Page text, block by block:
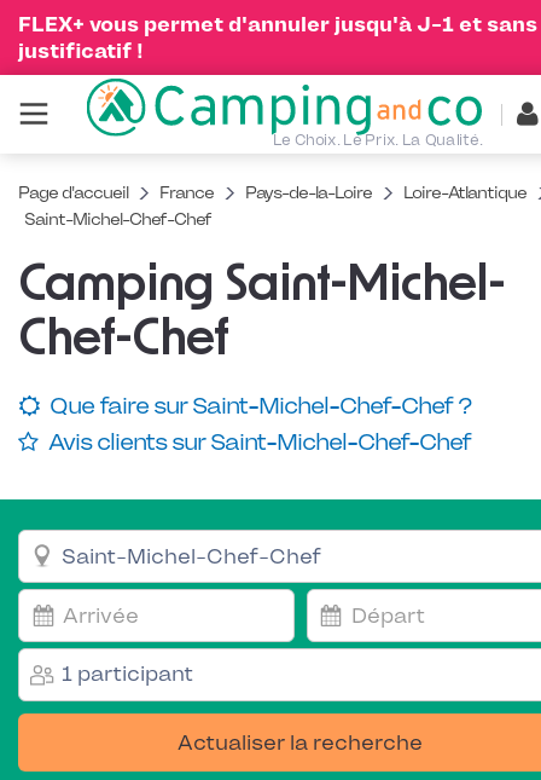
FLEX+ vous permet d'annuler jusqu'à J-1 et sans
justificatif !
Le Choix. Le Prix. La Qualité.
Page d'accueil France Pays-de-la-Loire
Loire-Atlantique
Saint-Michel-Chef-Chef
Camping Saint-Michel-
Chef-Chef
Que faire sur Saint-Michel-Chef-Chef ?
Avis clients sur Saint-Michel-Chef-Chef
1 participant
Actualiser la recherche